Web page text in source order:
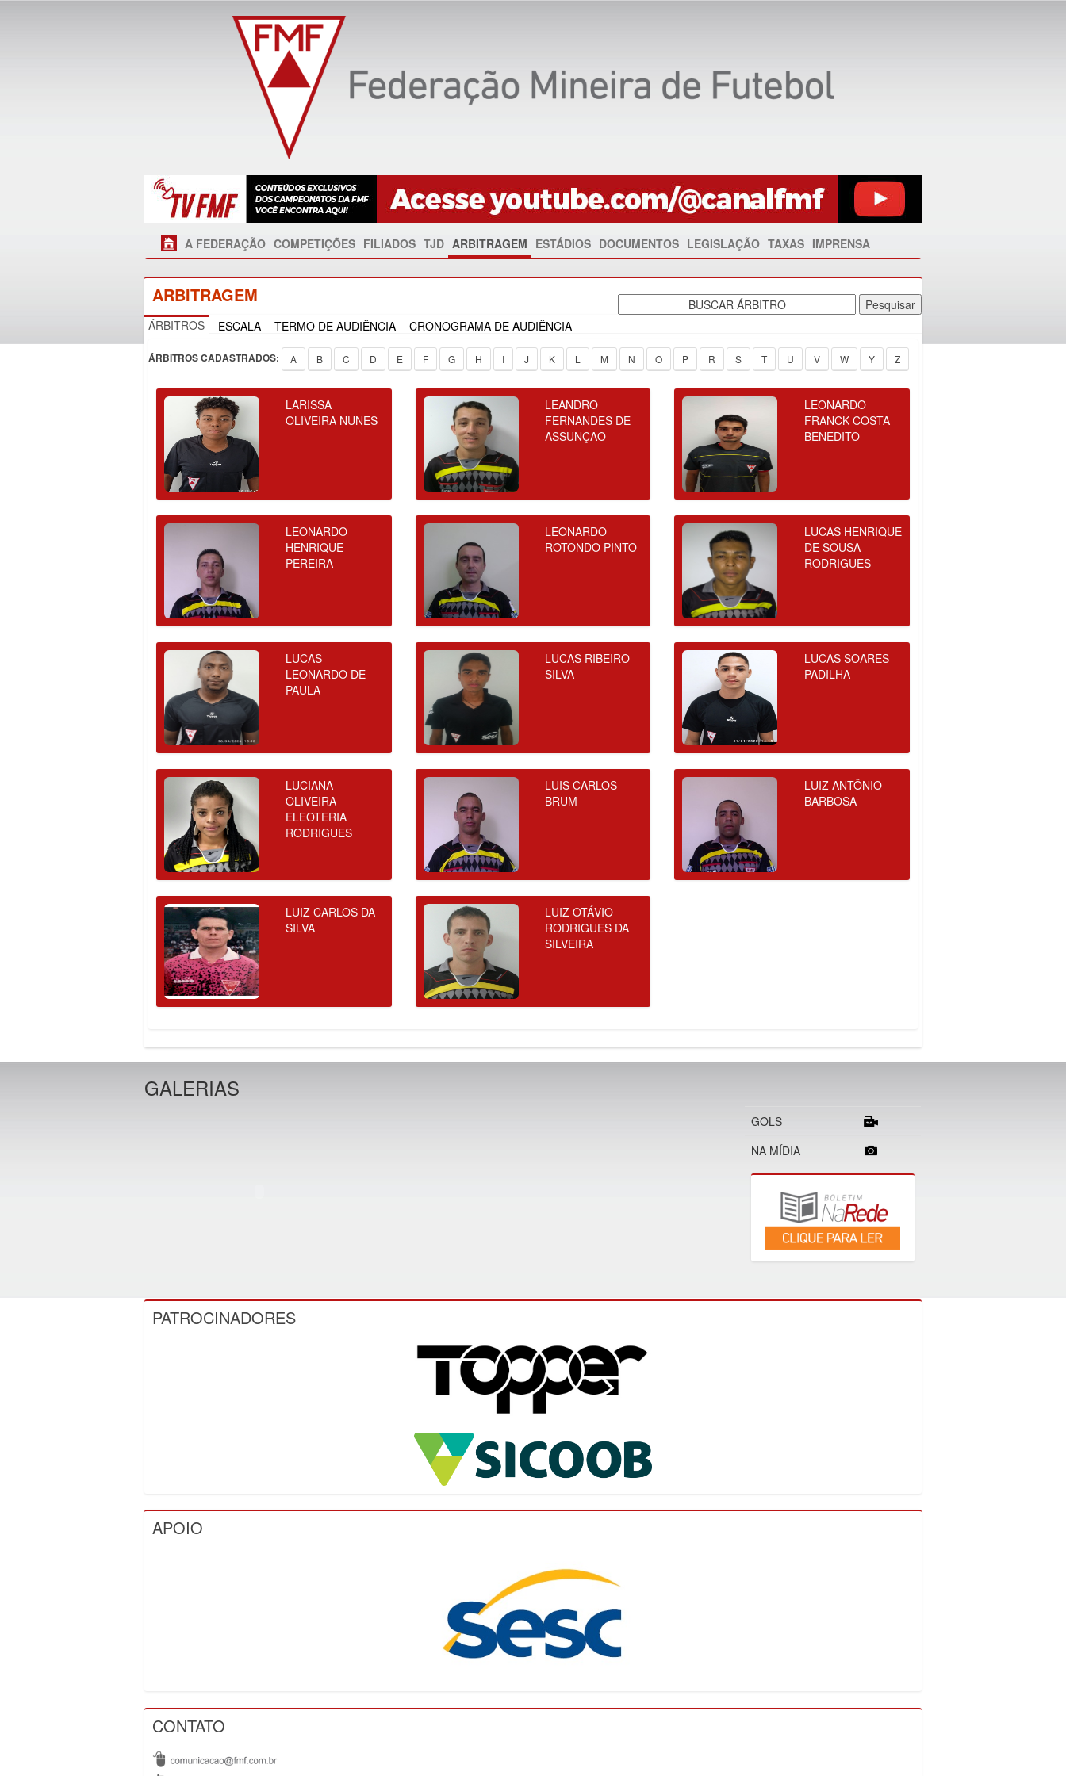
A FEDERAÇÃO COMPETIÇÕES FILIADOS TJD ARBITRAGEM ESTÁDIOS DOCUMENTOS LEGISLAÇÃO TAXAS IMPRENSA
ARBITRAGEM
ÁRBITROS ESCALA TERMO DE AUDIÊNCIA CRONOGRAMA DE AUDIÊNCIA
ÁRBITROS CADASTRADOS: A B C D E F G H I J K L M N O P R S T U V W Y Z
LARISSA
OLIVEIRA NUNES
LEANDRO
FERNANDES DE
ASSUNÇAO
LEONARDO
FRANCK COSTA
BENEDITO
LEONARDO
HENRIQUE
PEREIRA
LEONARDO
ROTONDO PINTO
LUCAS HENRIQUE
DE SOUSA
RODRIGUES
LUCAS
LEONARDO DE
PAULA
LUCAS RIBEIRO
SILVA
LUCAS SOARES
PADILHA
LUCIANA
OLIVEIRA
ELEOTERIA
RODRIGUES
LUIS CARLOS
BRUM
LUIZ ANTÔNIO
BARBOSA
LUIZ CARLOS DA
SILVA
LUIZ OTÁVIO
RODRIGUES DA
SILVEIRA
GALERIAS
GOLS
NA MÍDIA
PATROCINADORES
APOIO
CONTATO